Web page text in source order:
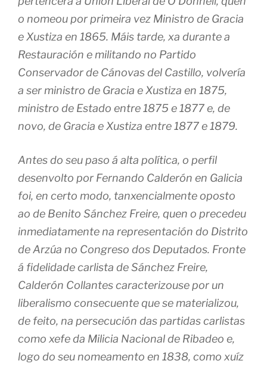
o nomeou por primeira vez Ministro de Gracia
e Xustiza en 1865. Máis tarde, xa durante a
Restauración e militando no Partido
Conservador de Cánovas del Castillo, volvería
a ser ministro de Gracia e Xustiza en 1875,
ministro de Estado entre 1875 e 1877 e, de
novo, de Gracia e Xustiza entre 1877 e 1879.
Antes do seu paso á alta política, o perfil
desenvolto por Fernando Calderón en Galicia
foi, en certo modo, tanxencialmente oposto
ao de Benito Sánchez Freire, quen o precedeu
inmediatamente na representación do Distrito
de Arzúa no Congreso dos Deputados. Fronte
á fidelidade carlista de Sánchez Freire,
Calderón Collantes caracterizouse por un
liberalismo consecuente que se materializou,
de feito, na persecución das partidas carlistas
como xefe da Milicia Nacional de Ribadeo e,
logo do seu nomeamento en 1838, como xuíz